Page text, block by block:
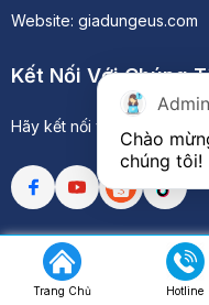
Website: giadungeus.com
Kết Nối Với Chúng
Hãy kết nối với chúng tôi
Copyright © 2024 -
XUẤT NHẬP KHẨU EUS
Trang Chủ Hotline
Admin
Chào
chúng tôi!